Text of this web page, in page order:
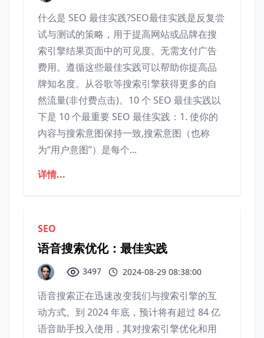
什么是 SEO 最佳实践?SEO最佳实践是反复尝
试与测试的策略，用于提高网站或品牌在搜
索引擎结果页面中的可见度。无需支付广告
费用。遵循这些最佳实践可以帮助你提高品
牌知名度。从谷歌等搜索引擎获得更多的自
然流量(非付费点击)。10 个 SEO 最佳实践以
下是 10 个最重要 SEO 最佳实践：1. 使你的
内容与搜索意图保持一致,搜索意图（也称
为“用户意图”）是每个...
详情...
SEO
语音搜索优化：最佳实践
3497 2024-08-29 08:38:00
语音搜索正在迅速改变我们与搜索引擎的互
动方式。到 2024 年底，预计将有超过 84 亿
语音助手投入使用，其对搜索引擎优化和用